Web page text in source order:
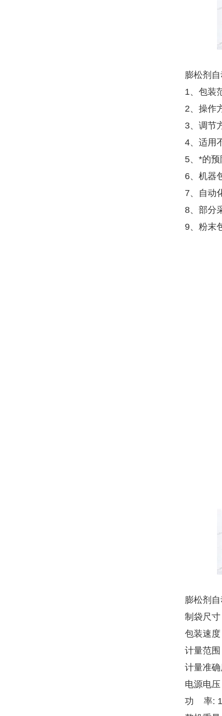
膨松剂
1、包装
2、操作
3、调节
4、适用
5、*的
6、机器
7、自动
8、部分
9、粉末
膨松剂
制袋尺
包装速
计量范
计量准
电源电
功 率: